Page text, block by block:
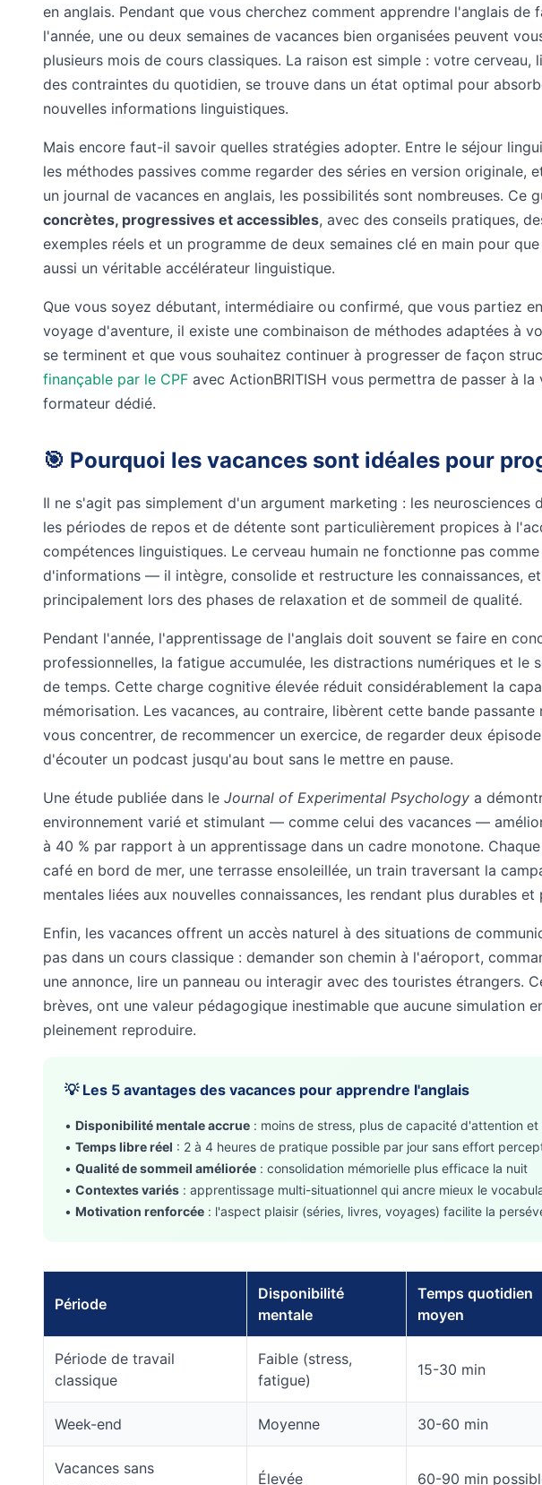
en anglais. Pendant que vous cherchez comment apprendre l'anglais
l'année, une ou deux semaines de vacances bien organisées peuvent
plusieurs mois de cours classiques. La raison est simple : votre cerveau,
des contraintes du quotidien, se trouve dans un état optimal pour
nouvelles informations linguistiques.
Mais encore faut-il savoir quelles stratégies adopter. Entre le séjour
les méthodes passives comme regarder des séries en version originale,
un journal de vacances en anglais, les possibilités sont nombreuses. Ce
concrètes, progressives et accessibles, avec des conseils pratiques,
exemples réels et un programme de deux semaines clé en main pour
aussi un véritable accélérateur linguistique.
Que vous soyez débutant, intermédiaire ou confirmé, que vous partiez
voyage d'aventure, il existe une combinaison de méthodes adaptées à
se terminent et que vous souhaitez continuer à progresser de façon
finançable par le CPF avec ActionBRITISH vous permettra de passer à
formateur dédié.
🎯 Pourquoi les vacances sont idéales pour
Il ne s'agit pas simplement d'un argument marketing : les neurosciences
les périodes de repos et de détente sont particulièrement propices à
compétences linguistiques. Le cerveau humain ne fonctionne pas
d'informations — il intègre, consolide et restructure les connaissances,
principalement lors des phases de relaxation et de sommeil de qualité.
Pendant l'année, l'apprentissage de l'anglais doit souvent se faire en
professionnelles, la fatigue accumulée, les distractions numériques et le
de temps. Cette charge cognitive élevée réduit considérablement la
mémorisation. Les vacances, au contraire, libèrent cette bande
vous concentrer, de recommencer un exercice, de regarder deux
d'écouter un podcast jusqu'au bout sans le mettre en pause.
Une étude publiée dans le Journal of Experimental Psychology a
environnement varié et stimulant — comme celui des vacances —
à 40 % par rapport à un apprentissage dans un cadre monotone.
café en bord de mer, une terrasse ensoleillée, un train traversant la
mentales liées aux nouvelles connaissances, les rendant plus durables
Enfin, les vacances offrent un accès naturel à des situations de
pas dans un cours classique : demander son chemin à l'aéroport,
une annonce, lire un panneau ou interagir avec des touristes étrangers.
brèves, ont une valeur pédagogique inestimable que aucune simulation
pleinement reproduire.
💡 Les 5 avantages des vacances pour apprendre l'anglais
• Disponibilité mentale accrue : moins de stress, plus de capacité d'attention et
• Temps libre réel : 2 à 4 heures de pratique possible par jour sans effort
• Qualité de sommeil améliorée : consolidation mémorielle plus efficace la nuit
• Contextes variés : apprentissage multi-situationnel qui ancre mieux le
• Motivation renforcée : l'aspect plaisir (séries, livres, voyages) facilite la
Période
Disponibilité
mentale
Temps quotidien
moyen
Période de travail
classique
Faible (stress,
fatigue)
15-30 min
Week-end Moyenne 30-60 min
Vacances sans
Élevée 60-90 min